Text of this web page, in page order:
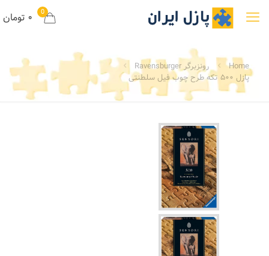
0 ۰ تومان
Home
رونزبرگر Ravensburger
پازل ۵۰۰ تکه طرح چوب فیل سلطنتی